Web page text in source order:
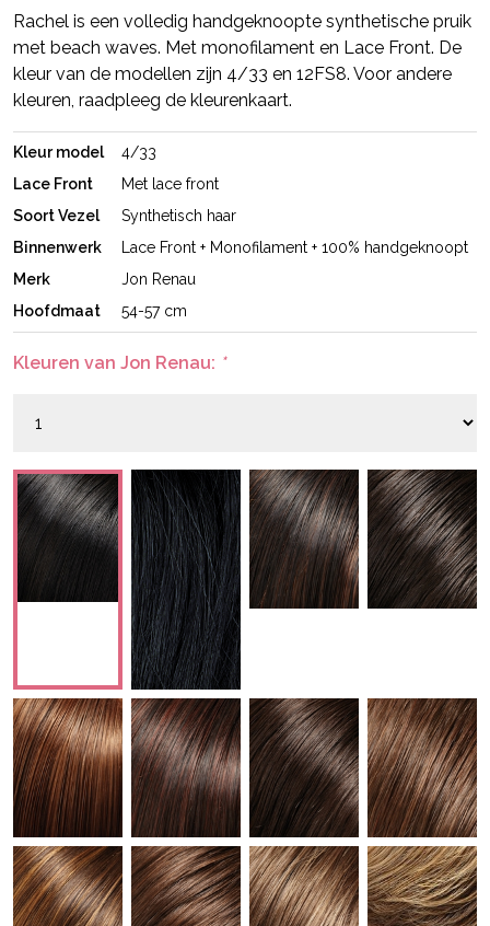
Rachel is een volledig handgeknoopte synthetische pruik
met beach waves. Met monofilament en Lace Front. De
kleur van de modellen zijn 4/33 en 12FS8. Voor andere
kleuren, raadpleeg de kleurenkaart.
Kleur model
4/33
Lace Front
Met lace front
Soort Vezel
Synthetisch haar
Binnenwerk
Lace Front + Monofilament + 100% handgeknoopt
Merk
Jon Renau
Hoofdmaat
54-57 cm
Kleuren van Jon Renau: *